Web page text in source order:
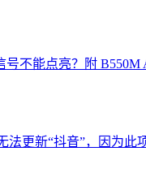
号不能点亮？附 B550M
法更新“抖音”，因为此